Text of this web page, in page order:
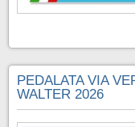
PEDALATA VIA
WALTER 2026